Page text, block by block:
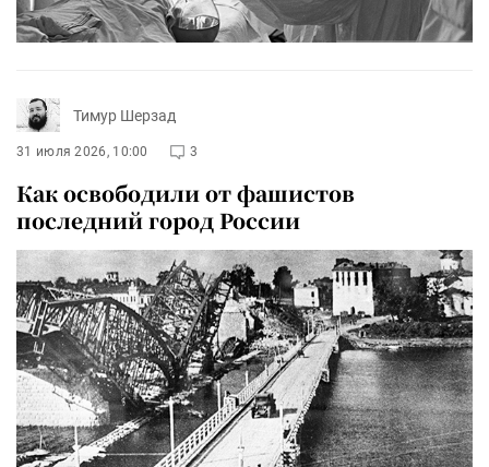
Тимур Шерзад
31 июля 2026, 10:00 3
Как освободили от фашистов
последний город России